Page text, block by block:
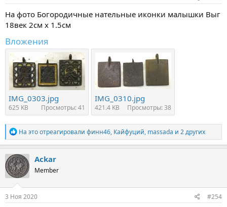
На фото Богородичные нательные иконки малышки Выг
18век 2см х 1.5см
Вложения
IMG_0303.jpg
625 KB Просмотры: 41
IMG_0310.jpg
421.4 KB Просмотры: 38
Р
е
а
к
ц
и
и
:
На это отреагировали финн46, Кайфуций, massada и 2 других
Ackar
Member
3 Ноя 2020 #254